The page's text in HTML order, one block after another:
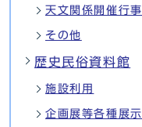
天文関係開催行事
その他
歴史民俗資料館
施設利用
企画展等各種展示